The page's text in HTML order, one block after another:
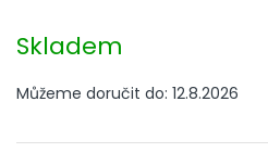
cena:
Skladem
Můžeme doručit do: 12.8.2026